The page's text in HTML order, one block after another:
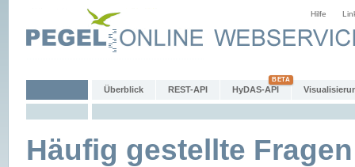
Hilfe
Überblick REST-API HyDAS-API
Häufig gestellte